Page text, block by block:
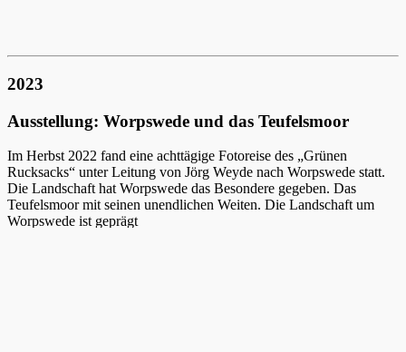
2023
Ausstellung: Worpswede und das Teufelsmoor
Im Herbst 2022 fand eine achttägige Fotoreise des „Grünen
Rucksacks“ unter Leitung von Jörg Weyde nach Worpswede statt.
Die Landschaft hat Worpswede das Besondere gegeben. Das
Teufelsmoor mit seinen unendlichen Weiten. Die Landschaft um
Worpswede ist geprägt